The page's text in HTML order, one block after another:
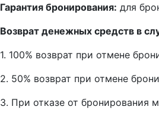
Гарантия бронирования: для
Возврат денежных средств в
1. 100% возврат при отмене
2. 50% возврат при отмене
3. При отказе от бронирования